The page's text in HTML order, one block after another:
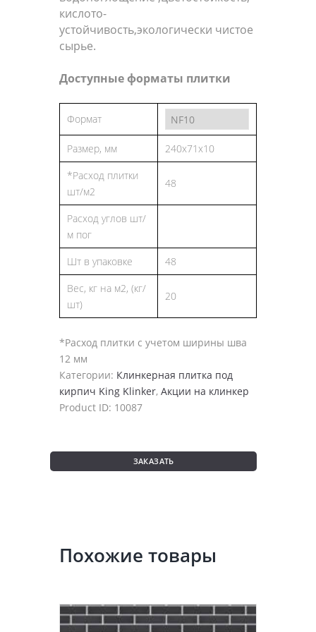
кислото-
устойчивость,экологически чистое
сырье.
Доступные форматы плитки
Формат
Размер, мм
240x71x10
*Расход плитки
шт/м2
48
Расход углов шт/
м пог
Шт в упаковке
48
Вес, кг на м2, (кг/
шт)
20
*Расход плитки с учетом ширины шва
12 мм
Категории: Клинкерная плитка под
кирпич King Klinker, Акции на клинкер
Product ID: 10087
ЗАКАЗАТЬ
Похожие товары